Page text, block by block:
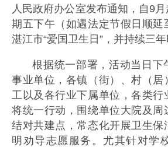
人民政府办公室发布通知，自9
期五下午（如遇法定节假日顺延
湛江市“爱国卫生日”，并持续三年
根据统一部署，活动当日下
事业单位，各镇（街）、村（居
工以及各行业下属单位，各类行
将统一行动，围绕单位大院及周
结对共建点，常态化开展卫生保
明劝导志愿服务。尤其针对学